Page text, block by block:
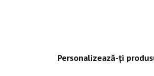
Personalizează-ți